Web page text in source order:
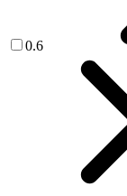
0.6